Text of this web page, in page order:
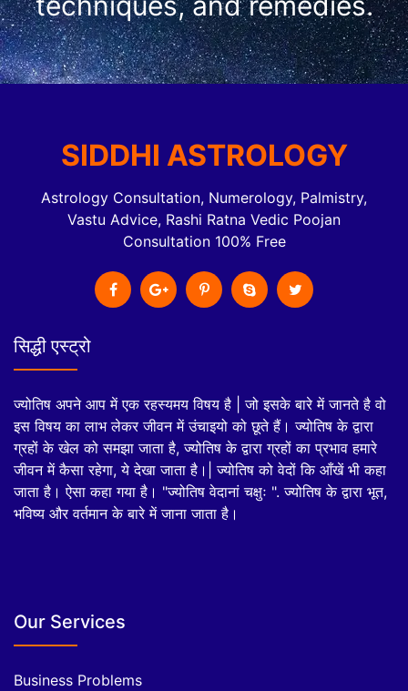
SIDDHI ASTROLOGY
Astrology Consultation, Numerology, Palmistry,
Vastu Advice, Rashi Ratna Vedic Poojan
Consultation 100% Free
सिद्धी एस्ट्रो
ज्योतिष अपने आप में एक रहस्यमय विषय है | जो इसके बारे में जानते है वो
इस विषय का लाभ लेकर जीवन में उंचाइयो को छूते हैं। ज्योतिष के द्वारा
ग्रहों के खेल को समझा जाता है, ज्योतिष के द्वारा ग्रहों का प्रभाव हमारे
जीवन में कैसा रहेगा, ये देखा जाता है।| ज्योतिष को वेदों कि आँखें भी कहा
जाता है। ऐसा कहा गया है। "ज्योतिष वेदानां चक्षुः ". ज्योतिष के द्वारा भूत,
भविष्य और वर्तमान के बारे में जाना जाता है।
Our Services
Business Problems